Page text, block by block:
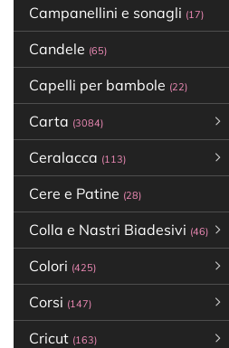
Campanellini e sonagli (17)
Candele (65)
Capelli per bambole (22)
Carta (3084)
Ceralacca (113)
Cere e Patine (28)
Colla e Nastri Biadesivi (46)
Colori (425)
Corsi (147)
Cricut (163)